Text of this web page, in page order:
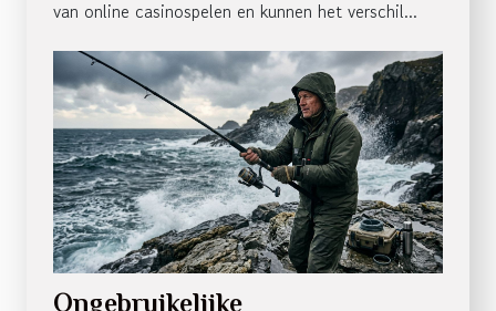
van online casinospelen en kunnen het verschil...
Ongebruikelijke